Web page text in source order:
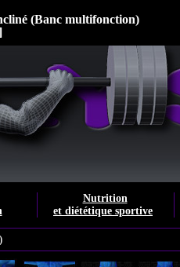
(Banc multifonction)
Nutrition
et diététique sportive